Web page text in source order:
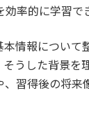
率的に学習で
情報について
うした背景を
習得後の将来